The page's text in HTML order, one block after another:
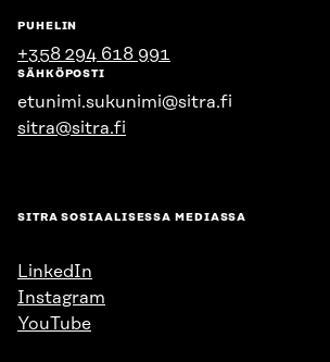
PUHELIN
+358 294 618 991
SÄHKÖPOSTI
etunimi.sukunimi@sitra.fi
sitra@sitra.fi
SITRA SOSIAALISESSA MEDIASSA
LinkedIn
Instagram
YouTube